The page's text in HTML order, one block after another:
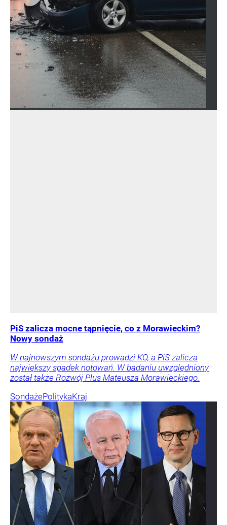
PiS zalicza mocne tąpnięcie, co z Morawieckim?
Nowy sondaż
W najnowszym sondażu prowadzi KO, a PiS zalicza
największy spadek notowań. W badaniu uwzględniony
został także Rozwój Plus Mateusza Morawieckiego.
SondażePolitykaKraj